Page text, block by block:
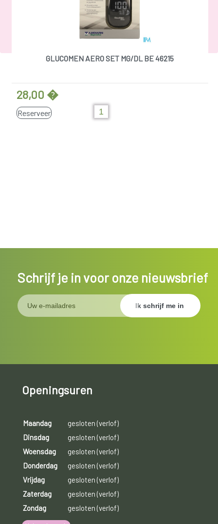
GLUCOMEN AERO SET MG/DL BE 46215
28,00 �
Reserveer
Schrijf je in voor onze nieuwsbrief
Openingsuren
Maandag
gesloten (verlof)
Dinsdag
gesloten (verlof)
Woensdag
gesloten (verlof)
Donderdag
gesloten (verlof)
Vrijdag
gesloten (verlof)
Zaterdag
gesloten (verlof)
Zondag
gesloten (verlof)